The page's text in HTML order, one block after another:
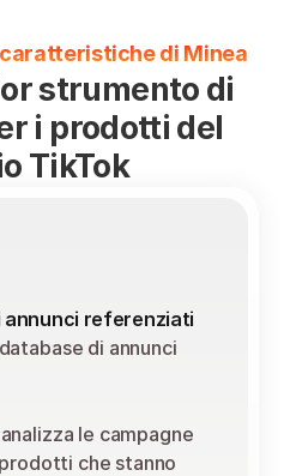
di Minea
strumento di
i prodotti del
TikTok
annunci referenziati
di annunci
le campagne
che stanno